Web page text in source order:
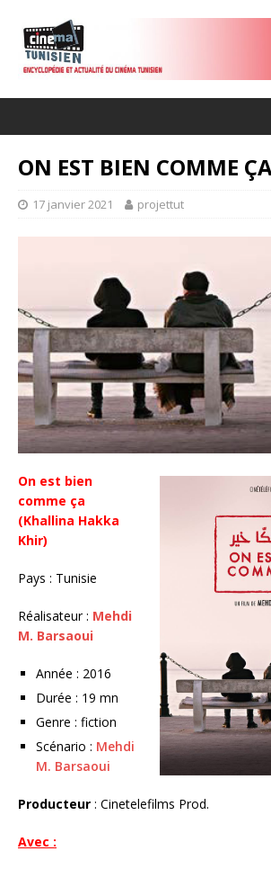
ON EST BIEN COMME
17 janvier 2021 projettut
On est bien
comme ça
(Khallina Hakka
Khir)
Pays : Tunisie
Réalisateur : Mehdi
M. Barsaoui
Année : 2016
Durée : 19 mn
Genre : fiction
Scénario : Mehdi
M. Barsaoui
Producteur : Cinetelefilms Prod.
Avec :